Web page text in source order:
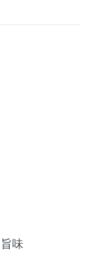
味